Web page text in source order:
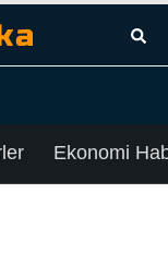
Ekonomi